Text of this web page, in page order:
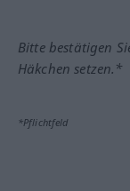
Bitte bestätigen
Häkchen setzen.*
*Pflichtfeld